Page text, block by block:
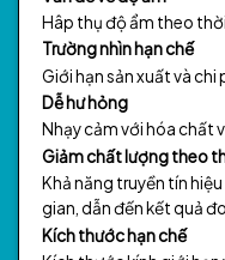
Hâp thụ độ ẩm theo
Trường nhìn hạn chế
Giới hạn sản xuất và chi
Dễ hư hỏng
Nhạy cảm với hóa chất
Giảm chất lượng theo
Khả năng truyền tín
gian, dẫn đến kết quả
Kích thước hạn chế